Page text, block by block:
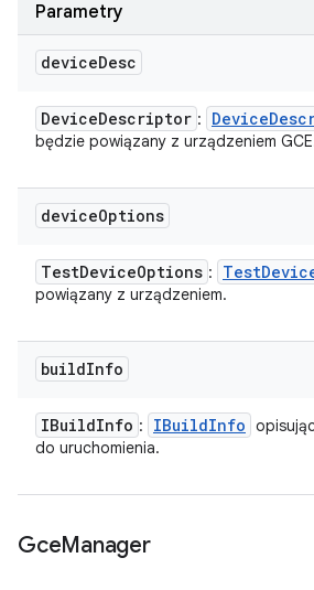
Parametry
deviceDesc
DeviceDescriptor : Device
będzie powiązany z urządzeniem
deviceOptions
TestDeviceOptions : Test
powiązany z urządzeniem.
buildInfo
IBuildInfo : IBuildInfo
do uruchomienia.
GceManager